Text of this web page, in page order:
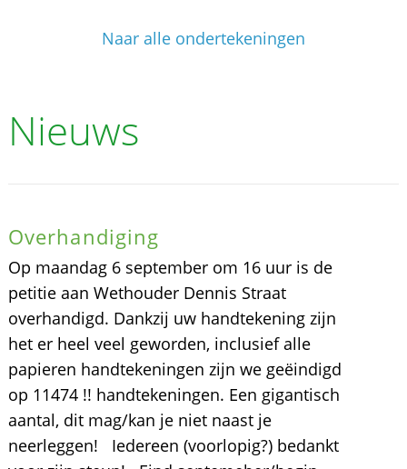
Naar alle ondertekeningen
Nieuws
Overhandiging
Op maandag 6 september om 16 uur is de
petitie aan Wethouder Dennis Straat
overhandigd. Dankzij uw handtekening zijn
het er heel veel geworden, inclusief alle
papieren handtekeningen zijn we geëindigd
op 11474 !! handtekeningen. Een gigantisch
aantal, dit mag/kan je niet naast je
neerleggen! Iedereen (voorlopig?) bedankt